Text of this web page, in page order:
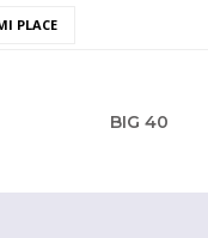
PLACE
BIG 40